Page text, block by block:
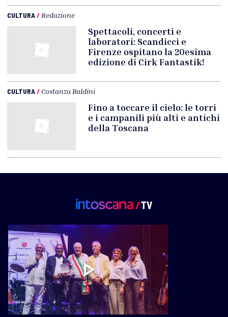
CULTURA/ Redazione
Spettacoli, concerti e
laboratori: Scandicci e
Firenze ospitano la 20esima
edizione di Cirk Fantastik!
CULTURA/ Costanza Baldini
Fino a toccare il cielo: le torri
e i campanili più alti e antichi
della Toscana